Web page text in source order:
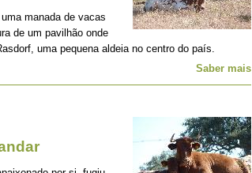
manada de vacas
de um pavilhão onde
uma pequena aldeia no centro do país.
Saber mais